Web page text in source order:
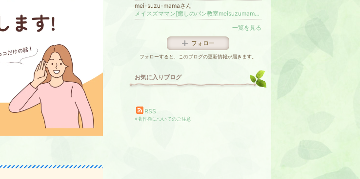
mei-suzu-mamaさん
メイスズママン[癒しのパン教室meisuzumaman] ＠栃木県佐野市
一覧を見る
フォロー
フォローすると、このブログの更新情報が届きます。
お気に入りブログ
RSS
※著作権についてのご注意